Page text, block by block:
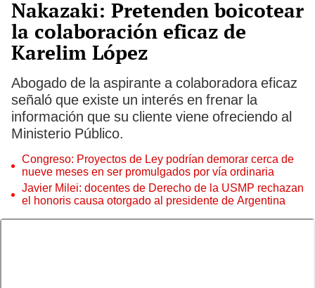
Nakazaki: Pretenden boicotear
la colaboración eficaz de
Karelim López
Abogado de la aspirante a colaboradora eficaz
señaló que existe un interés en frenar la
información que su cliente viene ofreciendo al
Ministerio Público.
Congreso: Proyectos de Ley podrían demorar cerca de
nueve meses en ser promulgados por vía ordinaria
Javier Milei: docentes de Derecho de la USMP rechazan
el honoris causa otorgado al presidente de Argentina